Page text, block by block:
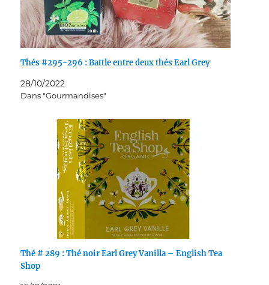
Thés #295-296 : Battle entre deux thés Earl Grey
28/10/2022
Dans "Gourmandises"
Thé # 289 : Thé noir Earl Grey Vanilla – English Tea
Shop